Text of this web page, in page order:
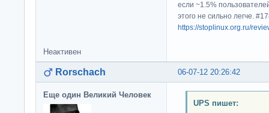
если ~1.5%
этого не сильно легче.
https://stoplinux.org.ru/
Неактивен
06-07-12 20:26:42
Rorschach
Еще один Великий Человек
UPS пишет: